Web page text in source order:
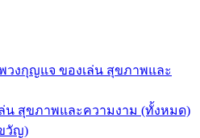
วงกุญแจ ของเล่น สุขภาพและ
น สุขภาพและความงาม (ทั้งหมด)
วัญ)